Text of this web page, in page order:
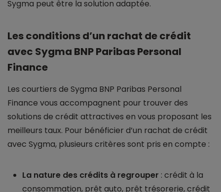
Sygma peut être la solution adaptée.
Les conditions d’un rachat de crédit
avec Sygma BNP Paribas Personal
Finance
Les courtiers de Sygma BNP Paribas Personal
Finance vous accompagnent pour trouver des
solutions de crédit attractives en vous proposant les
meilleurs taux. Pour bénéficier d’un rachat de crédit
avec Sygma, plusieurs critères sont pris en compte :
La nature des crédits à regrouper : crédit à la
consommation, prêt auto, prêt trésorerie, crédit